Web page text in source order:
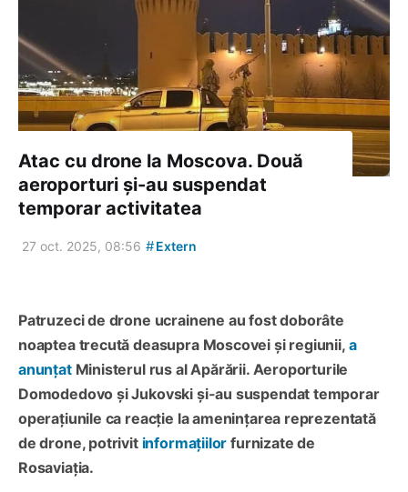
Atac cu drone la Moscova. Două
aeroporturi și-au suspendat
temporar activitatea
27 oct. 2025, 08:56 #Extern
Patruzeci de drone ucrainene au fost doborâte
noaptea trecută deasupra Moscovei și regiunii, a
anunțatMinisterul rus al Apărării. Aeroporturile
Domodedovo și Jukovski și-au suspendat temporar
operațiunile ca reacție la amenințarea reprezentată
de drone, potrivit informațiilor furnizate de
Rosaviația.